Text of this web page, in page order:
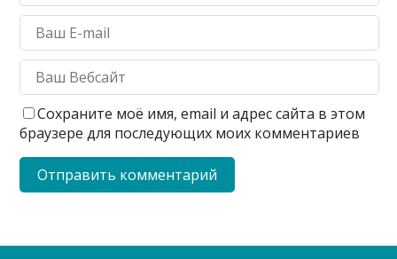
Сохраните моё имя, email и адрес сайта в этом
браузере для последующих моих комментариев